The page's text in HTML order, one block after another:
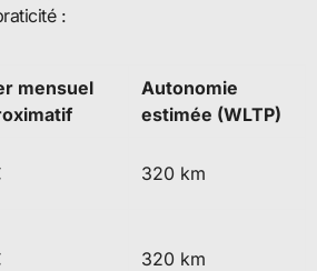
:
mensuel
Autonomie
estimée (WLTP)
320 km
320 km